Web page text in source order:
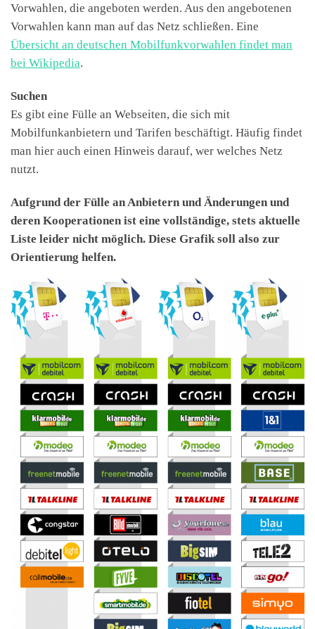
Vorwahlen, die angeboten werden. Aus den angebotenen
Vorwahlen kann man auf das Netz schließen. Eine
Übersicht an deutschen Mobilfunkvorwahlen findet man
bei Wikipedia.
Suchen
Es gibt eine Fülle an Webseiten, die sich mit
Mobilfunkanbietern und Tarifen beschäftigt. Häufig findet
man hier auch einen Hinweis darauf, wer welches Netz
nutzt.
Aufgrund der Fülle an Anbietern und Änderungen und
deren Kooperationen ist eine vollständige, stets aktuelle
Liste leider nicht möglich. Diese Grafik soll also zur
Orientierung helfen.